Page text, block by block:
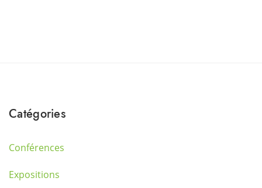
Catégories
Conférences
Expositions